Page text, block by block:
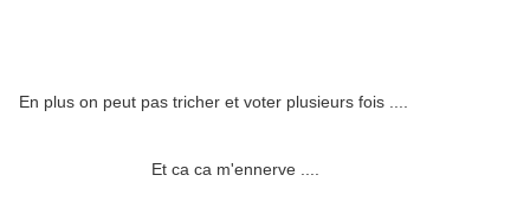
En plus on peut pas tricher et voter plusieurs fois ....
Et ca ca m'ennerve ....